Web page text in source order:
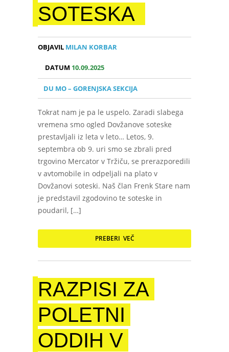
SOTESKA
OBJAVIL MILAN KORBAR
DATUM 10.09.2025
DU MO – GORENJSKA SEKCIJA
Tokrat nam je pa le uspelo. Zaradi slabega
vremena smo ogled Dovžanove soteske
prestavljali iz leta v leto… Letos, 9.
septembra ob 9. uri smo se zbrali pred
trgovino Mercator v Tržiču, se prerazporedili
v avtomobile in odpeljali na plato v
Dovžanovi soteski. Naš član Frenk Stare nam
je predstavil zgodovino te soteske in
poudaril, […]
PREBERI VEČ
RAZPISI ZA
POLETNI
ODDIH V